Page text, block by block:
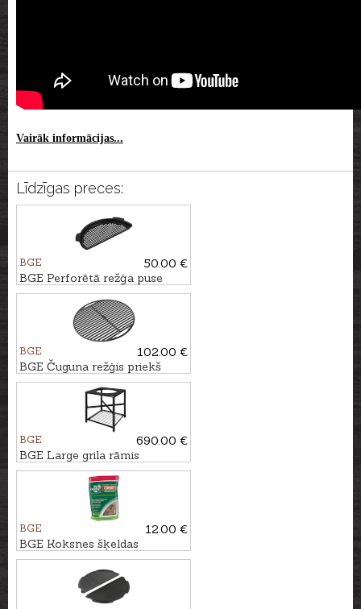
Vairāk informācijas...
Līdzīgas preces:
BGE
50.00 €
BGE Perforētā režģa puse
priekš XLarge grila
BGE
102.00 €
BGE Čuguna režģis priekš
Large grila
BGE
690.00 €
BGE Large grila rāmis
BGE
12.00 €
BGE Koksnes šķeldas
ĶIRŠKOKS, 2,9L